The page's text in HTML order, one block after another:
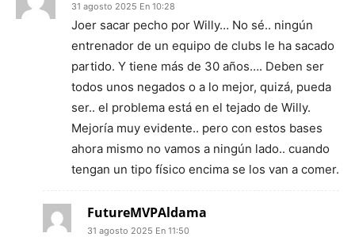
31 agosto 2025 En 10:28
Joer sacar pecho por Willy… No sé.. ningún
entrenador de un equipo de clubs le ha sacado
partido. Y tiene más de 30 años…. Deben ser
todos unos negados o a lo mejor, quizá, pueda
ser.. el problema está en el tejado de Willy.
Mejoría muy evidente.. pero con estos bases
ahora mismo no vamos a ningún lado.. cuando
tengan un tipo físico encima se los van a comer.
FutureMVPAldama
31 agosto 2025 En 11:50